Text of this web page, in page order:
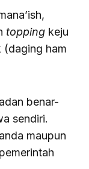
topping keju
(daging ham
benar-
sendiri.
maupun